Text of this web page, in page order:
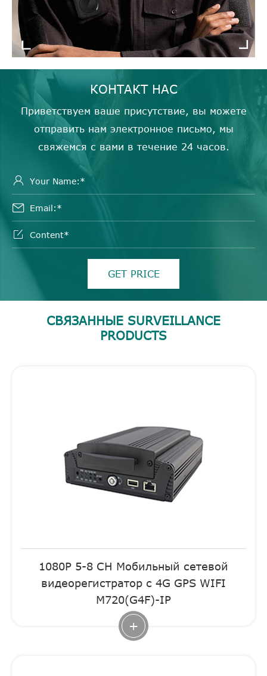
КОНТАКТ НАС
Приветствуем ваше присутствие, вы можете
отправить нам электронное письмо, мы
свяжемся с вами в течение 24 часов.



GET PRICE
СВЯЗАННЫЕ SURVEILLANCE
PRODUCTS
1080P 5-8 CH Мобильный сетевой
видеорегистратор с 4G GPS WIFI
M720(G4F)-IP
+